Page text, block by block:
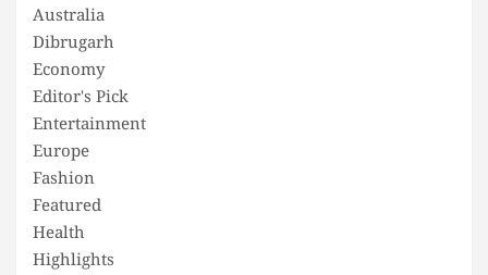
Australia
Dibrugarh
Economy
Editor's Pick
Entertainment
Europe
Fashion
Featured
Health
Highlights